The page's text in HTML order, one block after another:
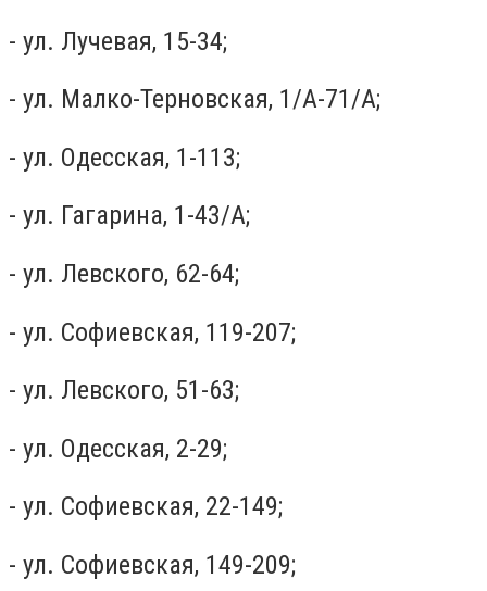
- ул. Лучевая, 15-34;
- ул. Малко-Терновская, 1/А-71/А;
- ул. Одесская, 1-113;
- ул. Гагарина, 1-43/А;
- ул. Левского, 62-64;
- ул. Софиевская, 119-207;
- ул. Левского, 51-63;
- ул. Одесская, 2-29;
- ул. Софиевская, 22-149;
- ул. Софиевская, 149-209;